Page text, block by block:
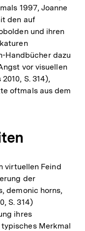
1997, Joanne
den auf
und ihren
Handbücher dazu
vor visuellen
S. 314),
oftmals aus dem
virtuellen Feind
der
demonic horns,
S. 314)
ihres
Merkmal